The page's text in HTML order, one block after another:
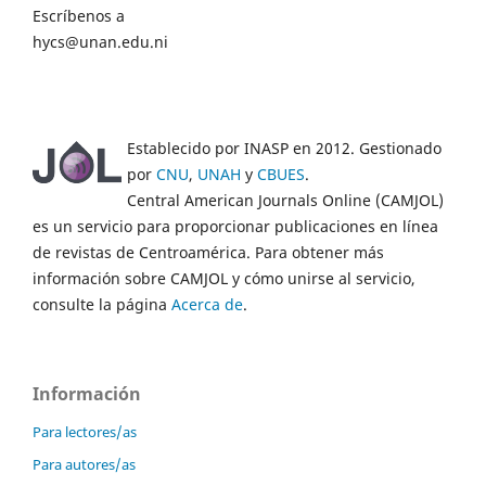
Escríbenos a
hycs@unan.edu.ni
Establecido por INASP en 2012. Gestionado
por CNU, UNAH y CBUES.
Central American Journals Online (CAMJOL)
es un servicio para proporcionar publicaciones en línea
de revistas de Centroamérica. Para obtener más
información sobre CAMJOL y cómo unirse al servicio,
consulte la página Acerca de.
Información
Para lectores/as
Para autores/as